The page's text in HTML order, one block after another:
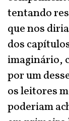
tentando
que nos
dos
imaginário,
por um
os leitores
poderiam